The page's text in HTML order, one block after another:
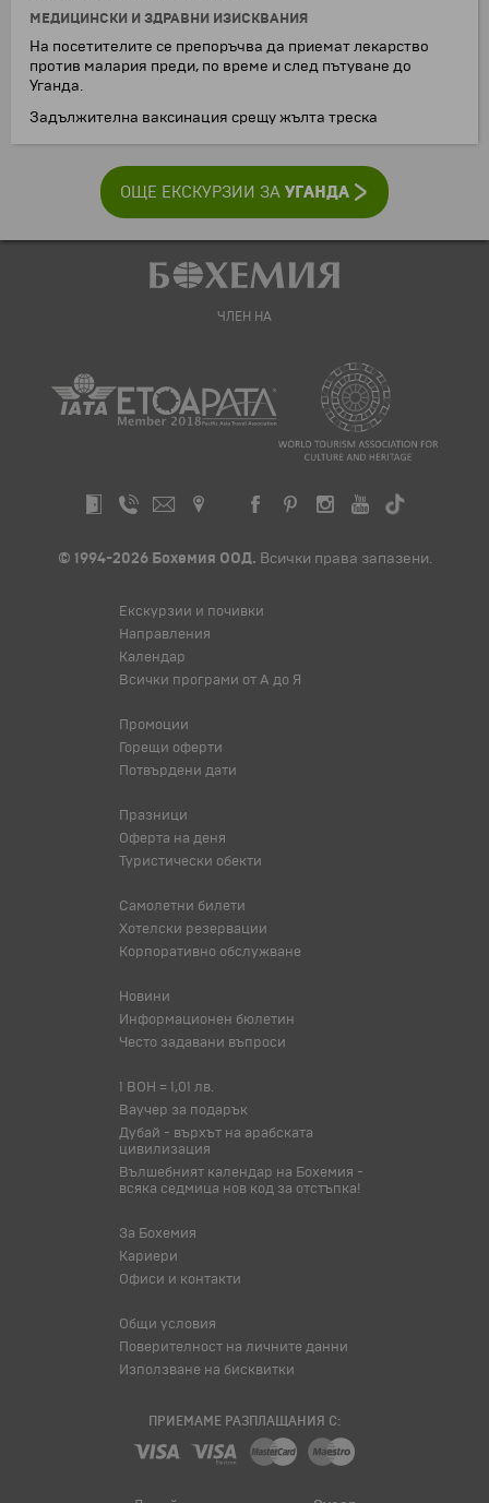
МЕДИЦИНСКИ И ЗДРАВНИ ИЗИСКВАНИЯ
На посетителите се препоръчва да приемат лекарство
против малария преди, по време и след пътуване до
Уганда.
Задължителна ваксинация срещу жълта треска
ОЩЕ ЕКСКУРЗИИ ЗА УГАНДА
ЧЛЕН НА
© 1994-2026 Бохемия ООД. Всички права запазени.
Екскурзии и почивки
Направления
Календар
Всички програми от А до Я
Промоции
Горещи оферти
Потвърдени дати
Празници
Оферта на деня
Туристически обекти
Самолетни билети
Хотелски резервации
Корпоративно обслужване
Новини
Информационен бюлетин
Често задавани въпроси
1 BOH = 1,01 лв.
Ваучер за подарък
Дубай - върхът на арабската
цивилизация
Вълшебният календар на Бохемия -
всяка седмица нов код за отстъпка!
За Бохемия
Кариери
Офиси и контакти
Общи условия
Поверителност на личните данни
Използване на бисквитки
ПРИЕМАМЕ РАЗПЛАЩАНИЯ С: